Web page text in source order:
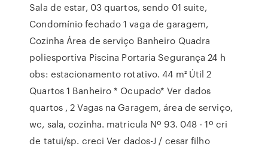
Sala de estar, 03 quartos, sendo 01 suite,
Condomínio fechado 1 vaga de garagem,
Cozinha Área de serviço Banheiro Quadra
poliesportiva Piscina Portaria Segurança 24 h
obs: estacionamento rotativo. 44 m² Útil 2
Quartos 1 Banheiro * Ocupado* Ver dados
quartos , 2 Vagas na Garagem, área de serviço,
wc, sala, cozinha. matricula Nº 93. 048 - 1º cri
de tatui/sp. creci Ver dados-J / cesar filho